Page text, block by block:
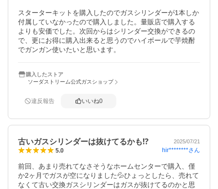
スターターキットを購入したのでガスシリンダーが1本しか
付属していなかったので購入しました。量販店で購入する
よりも安価でした。次回からはシリンダー交換ができるの
で、更にお得に購入出来ると思うのでハイボールで芋焼酎
でガンガン使いたいと思います。
購入したストア
ソーダストリーム公式ガスショップ
違反報告 いいね0
古いガスシリンダーは抜けてるかも⁉️ 2025/07/21
5.0 hir********さん
前回、あまり売れてなさそうなホームセンターで購入、僅
か2ヶ月でガスが空になりました💦ひょっとしたら、売れて
なくて古い交換ガスシリンダーはガスが抜けてるのかと思